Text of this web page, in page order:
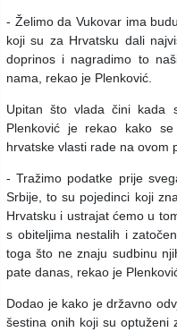
- Želimo da Vukovar ima
koji su za Hrvatsku dali
doprinos i nagradimo to
nama, rekao je Plenković.
Upitan što vlada čini kada
Plenković je rekao kako
hrvatske vlasti rade na ovom
- Tražimo podatke prije
Srbije, to su pojedinci koji
Hrvatsku i ustrajat ćemo u
s obiteljima nestalih i
toga što ne znaju sudbinu
pate danas, rekao je
Dodao je kako je državno
šestina onih koji su optuženi